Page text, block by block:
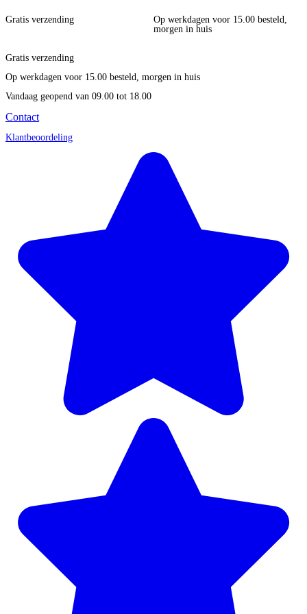
Gratis verzending
Op werkdagen voor 15.00 besteld,
morgen in huis
Gratis verzending
Op werkdagen voor 15.00 besteld, morgen in huis
Vandaag geopend van 09.00 tot 18.00
Contact
Klantbeoordeling